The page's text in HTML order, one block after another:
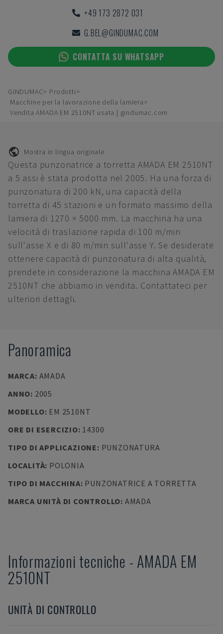
+49 173 2872 031
G.BEL@GINDUMAC.COM
CONTATTA SU WHATSAPP
GINDUMAC
Prodotti
Macchine per la lavorazione della lamiera
Vendita AMADA EM 2510NT usata | gindumac.com
Mostra in lingua originale
Questa punzonatrice a torretta AMADA EM 2510NT
a 5 assi è stata prodotta nel 2005. Ha una forza di
punzonatura di 200 kN, una capacità della
torretta di 45 stazioni e un formato massimo della
lamiera di 1270 × 5000 mm. La macchina ha una
velocità di traslazione rapida di 100 m/min
sull'asse X e di 80 m/min sull'asse Y. Se desiderate
ottenere capacità di punzonatura di alta qualità,
prendete in considerazione la macchina AMADA EM
2510NT che abbiamo in vendita. Contattateci per
ulteriori dettagli.
Panoramica
MARCA: AMADA
ANNO: 2005
MODELLO: EM 2510NT
ORE DI ESERCIZIO: 14300
TIPO DI APPLICAZIONE: PUNZONATURA
LOCALITÀ: POLONIA
TIPO DI MACCHINA: PUNZONATRICE A TORRETTA
MARCA UNITÀ DI CONTROLLO: AMADA
Informazioni tecniche - AMADA EM
2510NT
UNITÀ DI CONTROLLO